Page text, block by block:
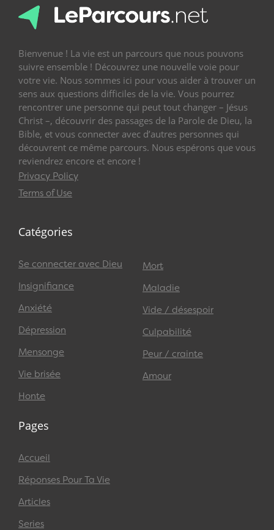
Bienvenue ! La vie est un parcours que nous pouvons
suivre ensemble ! Découvrez une nouvelle voie pour
votre vie. Nous sommes ici pour vous aider à trouver un
sens aux questions difficiles de la vie. Vous pourrez
rencontrer une personne qui peut tout changer – Jésus
Christ –, découvrir des passages de la Parole de Dieu, la
Bible, et vous connecter avec d’autres personnes qui
découvrent ce même parcours. Nous espérons que vous
reviendrez encore et encore !
Privacy Policy
Terms of Use
Catégories
Se connecter avec Dieu
Insignifiance
Anxiété
Dépression
Mensonge
Vie brisée
Honte
Mort
Maladie
Vide / désespoir
Culpabilité
Peur / crainte
Amour
Pages
Accueil
Réponses Pour Ta Vie
Articles
Series